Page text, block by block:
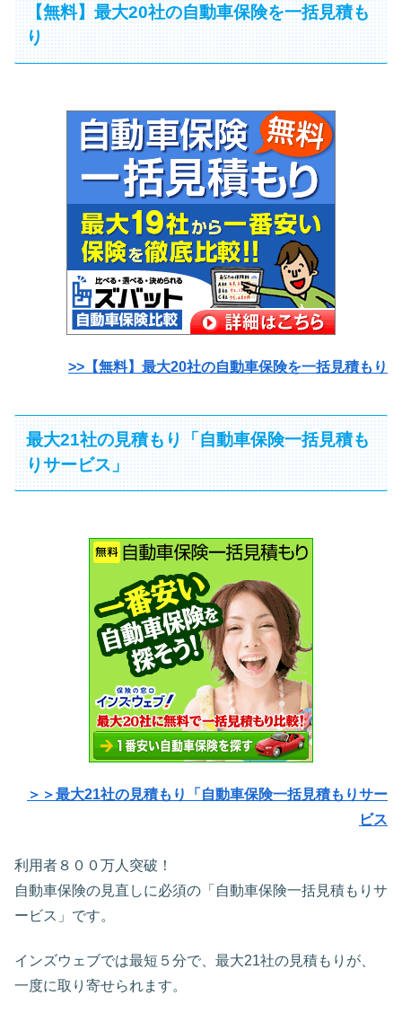
【無料】最大20社の自動車保険を一括見積も
り
>>【無料】最大20社の自動車保険を一括見積もり
最大21社の見積もり「自動車保険一括見積も
りサービス」
＞＞最大21社の見積もり「自動車保険一括見積もりサー
ビス
利用者８００万人突破！
自動車保険の見直しに必須の「自動車保険一括見積もりサ
ービス」です。
インズウェブでは最短５分で、最大21社の見積もりが、
一度に取り寄せられます。